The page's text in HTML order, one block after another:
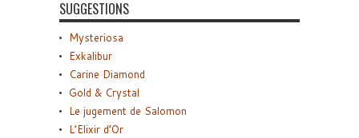
SUGGESTIONS
Mysteriosa
Exkalibur
Carine Diamond
Gold & Crystal
Le jugement de Salomon
L’Elixir d’Or